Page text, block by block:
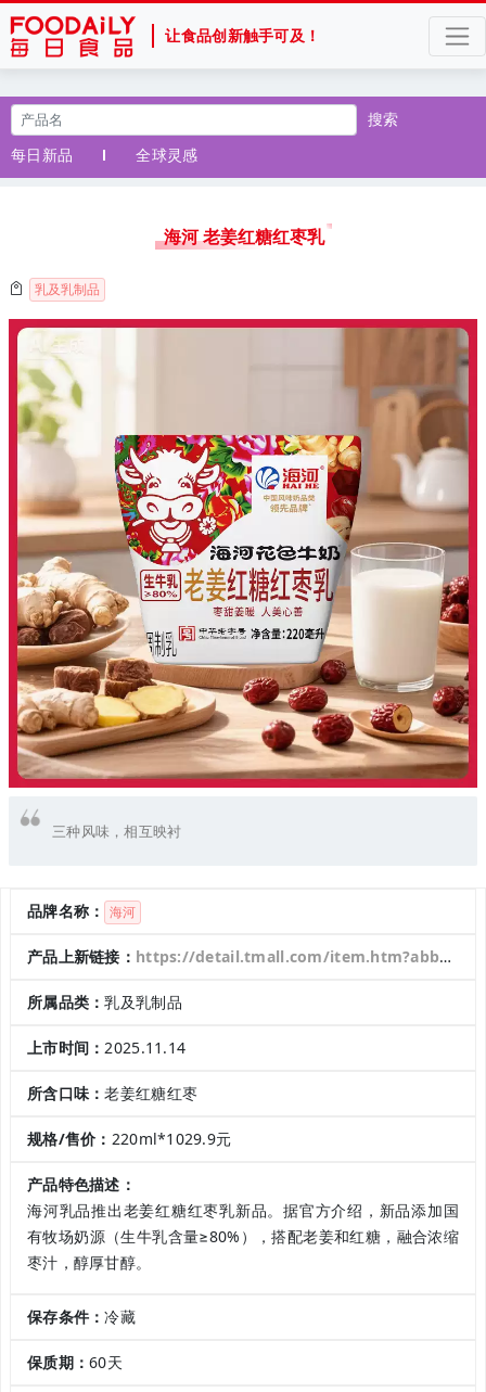
让食品创新触手可及！
搜索
每日新品
全球灵感
海河 老姜红糖红枣乳
乳及乳制品
三种风味，相互映衬
品牌名称： 海河
产品上新链接： https://detail.tmall.com/item.htm?abbucket=8&id=992725635096&mi_id=00005ubxT6yIpeWxZdNxATenirEVlXPTU8UUDaQPFllQCW8&ns=1&priceTId=213e005717635659156236941e11de&skuId=5969217520221&spm=a21n57.1.item.1&utparam=%7B%22aplus_abtest%22%3A%227383c6708e0fef6465cb0794a971b60f%22%7D&xxc=taobaoSearch
所属品类：乳及乳制品
上市时间：2025.11.14
所含口味：老姜红糖红枣
规格/售价： 220ml*1029.9元
产品特色描述：
海河乳品推出老姜红糖红枣乳新品。据官方介绍，新品添加国
有牧场奶源（生牛乳含量≥80%），搭配老姜和红糖，融合浓缩
枣汁，醇厚甘醇。
保存条件：冷藏
保质期：60天